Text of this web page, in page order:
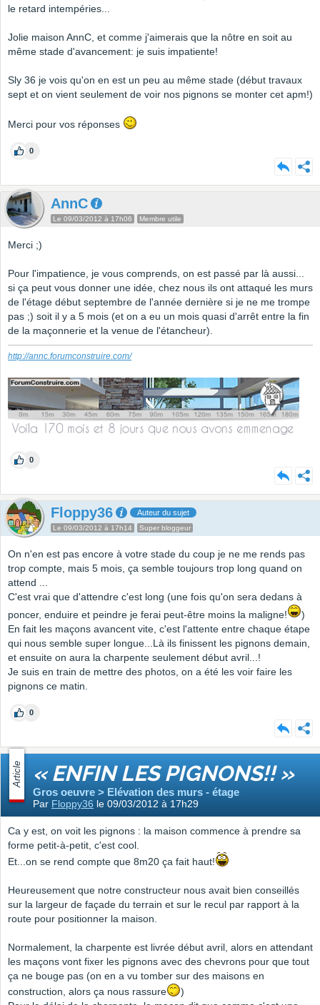
le retard intempéries...
Jolie maison AnnC, et comme j'aimerais que la nôtre en soit au
même stade d'avancement: je suis impatiente!
Sly 36 je vois qu'on en est un peu au même stade (début travaux
sept et on vient seulement de voir nos pignons se monter cet apm!)
Merci pour vos réponses
0
AnnC
Le 09/03/2012 à 17h06 Membre utile
Merci ;)
Pour l'impatience, je vous comprends, on est passé par là aussi...
si ça peut vous donner une idée, chez nous ils ont attaqué les murs
de l'étage début septembre de l'année dernière si je ne me trompe
pas ;) soit il y a 5 mois (et on a eu un mois quasi d'arrêt entre la fin
de la maçonnerie et la venue de l'étancheur).
http://annc.forumconstruire.com/
0
Floppy36 Auteur du sujet
Le 09/03/2012 à 17h14 Super bloggeur
On n'en est pas encore à votre stade du coup je ne me rends pas
trop compte, mais 5 mois, ça semble toujours trop long quand on
attend ...
C'est vrai que d'attendre c'est long (une fois qu'on sera dedans à
poncer, enduire et peindre je ferai peut-être moins la maligne!
)
En fait les maçons avancent vite, c'est l'attente entre chaque étape
qui nous semble super longue...Là ils finissent les pignons demain,
et ensuite on aura la charpente seulement début avril...!
Je suis en train de mettre des photos, on a été les voir faire les
pignons ce matin.
0
Article « ENFIN LES PIGNONS!! »
Gros oeuvre > Elévation des murs - étage
Par Floppy36 le 09/03/2012 à 17h29
Ca y est, on voit les pignons : la maison commence à prendre sa
forme petit-à-petit, c'est cool.
Et...on se rend compte que 8m20 ça fait haut!
Heureusement que notre constructeur nous avait bien conseillés
sur la largeur de façade du terrain et sur le recul par rapport à la
route pour positionner la maison.
Normalement, la charpente est livrée début avril, alors en attendant
les maçons vont fixer les pignons avec des chevrons pour que tout
ça ne bouge pas (on en a vu tomber sur des maisons en
construction, alors ça nous rassure
)